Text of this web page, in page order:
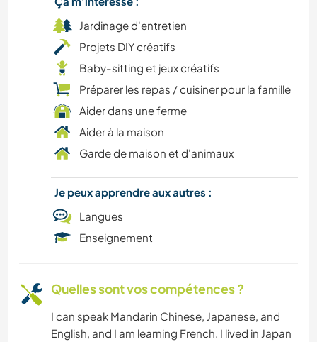
Jardinage d'entretien
Projets DIY créatifs
Baby-sitting et jeux créatifs
Préparer les repas / cuisiner pour la famille
Aider dans une ferme
Aider à la maison
Garde de maison et d'animaux
Je peux apprendre aux autres :
Langues
Enseignement
Quelles sont vos compétences ?
I can speak Mandarin Chinese, Japanese, and
English, and I am learning French. I lived in Japan